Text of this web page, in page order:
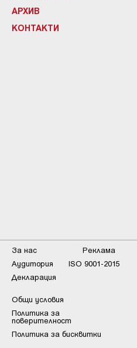
АРХИВ
КОНТАКТИ
За нас
Реклама
Аудитория
ISO 9001-2015
Декларация
Общи условия
Пoлитикa зa
пoвepитeлнocт
Политика за бисквитки